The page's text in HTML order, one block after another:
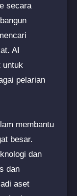
secara
AI
untuk
pelarian
membantu
besar.
dan
dan
aset